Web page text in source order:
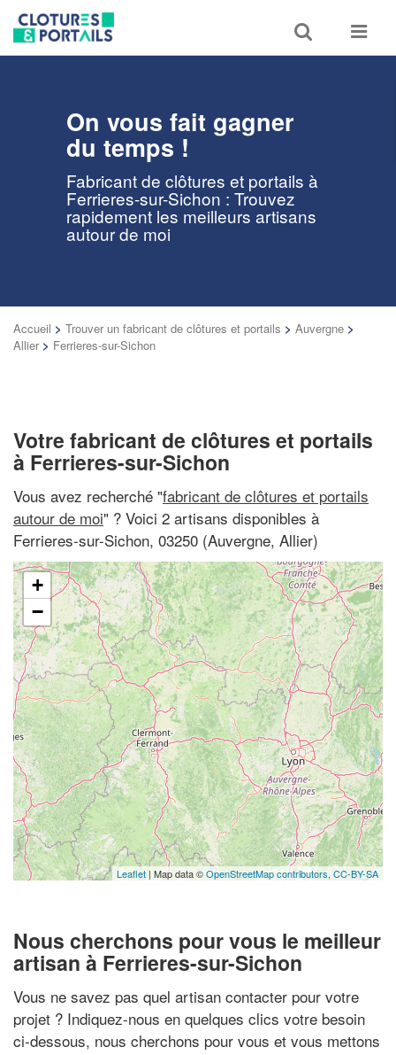
Toggle
search
Toggle
On vous fait gagner
du temps !
Fabricant de clôtures et portails à
Ferrieres-sur-Sichon : Trouvez
rapidement les meilleurs artisans
autour de moi
Accueil > Trouver un fabricant de clôtures et portails > Auvergne >
Allier > Ferrieres-sur-Sichon
Votre fabricant de clôtures et portails
à Ferrieres-sur-Sichon
Vous avez recherché "fabricant de clôtures et portails
autour de moi" ? Voici 2 artisans disponibles à
Ferrieres-sur-Sichon, 03250 (Auvergne, Allier)
+
−
Leaflet | Map data ©OpenStreetMap contributors, CC-BY-SA
Nous cherchons pour vous le meilleur
artisan à Ferrieres-sur-Sichon
Vous ne savez pas quel artisan contacter pour votre
projet ? Indiquez-nous en quelques clics votre besoin
ci-dessous, nous cherchons pour vous et vous mettons